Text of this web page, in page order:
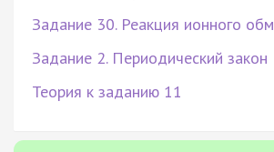
Задание 30. Реакция ионного
Задание 2. Периодический закон
Теория к заданию 11